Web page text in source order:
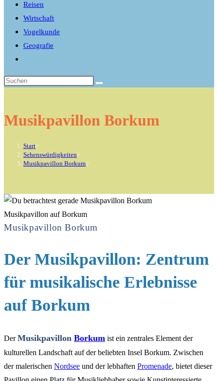
Reisen
Wirtschaft
Vogelkunde
Geografie
umschalten
Musikpavillon Borkum
Start>
Sehenswürdigkeiten>
Musikpavillon Borkum>
Musikpavillon auf Borkum
Musikpavillon Borkum
Der Musikpavillon: Zentrum
für musikalische Erlebnisse
auf Borkum
DerMusikpavillon Borkum ist ein zentrales Element der
kulturellen Landschaft auf der beliebten Insel Borkum. Zwischen
der malerischen Nordsee und der lebhaften Promenade, bietet dieser